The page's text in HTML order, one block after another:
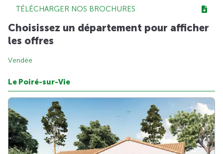
TÉLÉCHARGER NOS BROCHURES
Choisissez un département pour afficher
les offres
Vendée
Le Poiré-sur-Vie